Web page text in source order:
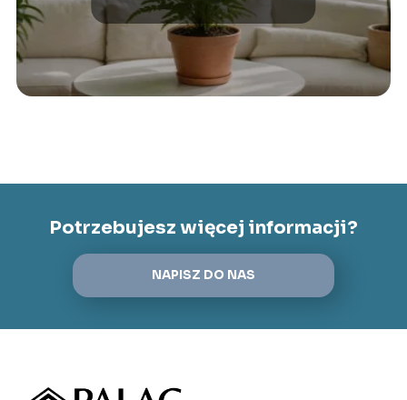
Potrzebujesz więcej informacji?
NAPISZ DO NAS